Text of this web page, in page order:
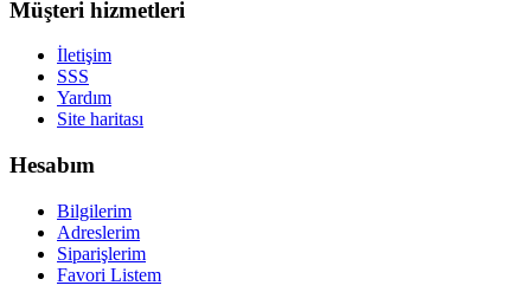
Müşteri hizmetleri
İletişim
SSS
Yardım
Site haritası
Hesabım
Bilgilerim
Adreslerim
Siparişlerim
Favori Listem